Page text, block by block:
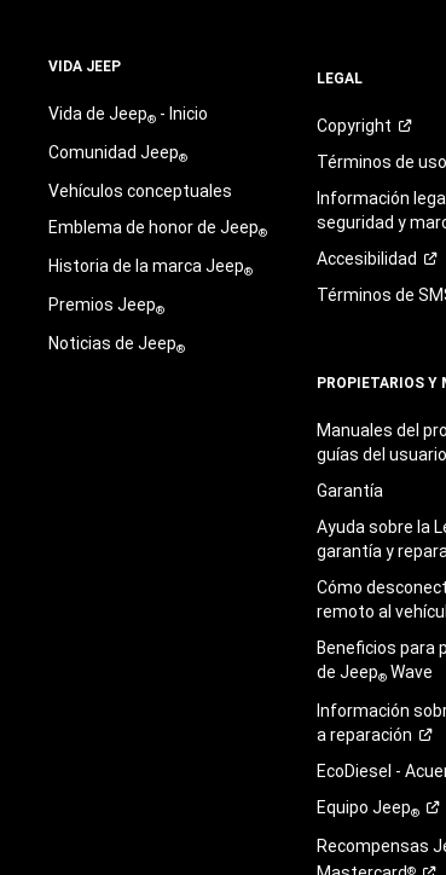
VIDA JEEP
Vida de Jeep®- Inicio
Comunidad Jeep®
Vehículos conceptuales
Emblema de honor de Jeep®
Historia de la marca Jeep®
Premios Jeep®
Noticias de Jeep®
LEGAL
Copyright
Términos deuso
Información
seguridad y
Accesibilidad
Términos de
PROPIETARIOS Y
Manuales del
guías delusuario
Garantía
Ayuda sobre la
garantía y
Cómo
remoto al
Beneficios para
de Jeep® Wave
Información
areparación
EcoDiesel -
Equipo Jeep®
Recompensas
®